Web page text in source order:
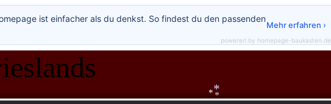
ist einfacher als du denkst. So findest du den passenden
Mehr erfahren ›
powered by homepage-baukasten.de
*
*